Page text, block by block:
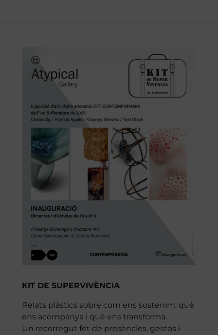
KIT DE SUPERVIVÈNCIA
Relats plàstics sobre com ens sostenim, què
ens acompanya i què ens transforma.
Un recorregut fet de presències, gestos i